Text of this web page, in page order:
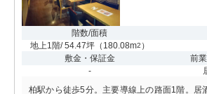
階数/面積
地上1階/ 54.47坪（ 180.08m2 ）
敷金・保証金
-
前
柏駅から徒歩5分。主要導線上の路面1階。居